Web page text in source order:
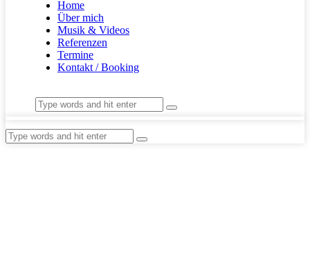
Home
Über mich
Musik & Videos
Referenzen
Termine
Kontakt / Booking